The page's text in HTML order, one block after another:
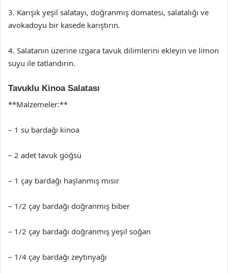
3. Karışık yeşil salatayı, doğranmış domatesi, salatalığı ve
avokadoyu bir kasede karıştırın.
4. Salatanın üzerine ızgara tavuk dilimlerini ekleyin ve limon
suyu ile tatlandırın.
Tavuklu Kinoa Salatası
**Malzemeler:**
– 1 su bardağı kinoa
– 2 adet tavuk göğsü
– 1 çay bardağı haşlanmış mısır
– 1/2 çay bardağı doğranmış biber
– 1/2 çay bardağı doğranmış yeşil soğan
– 1/4 çay bardağı zeytinyağı